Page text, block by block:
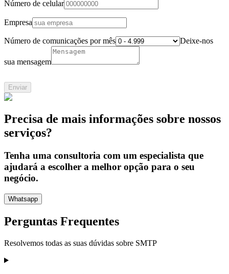
Número de celular
Empresa
Número de comunicações por mês Deixe-nos
sua mensagem
Enviar
Precisa de mais informações sobre nossos
serviços?
Tenha uma consultoria com um especialista que
ajudará a escolher a melhor opção para o seu
negócio.
Whatsapp
Perguntas Frequentes
Resolvemos todas as suas dúvidas sobre SMTP